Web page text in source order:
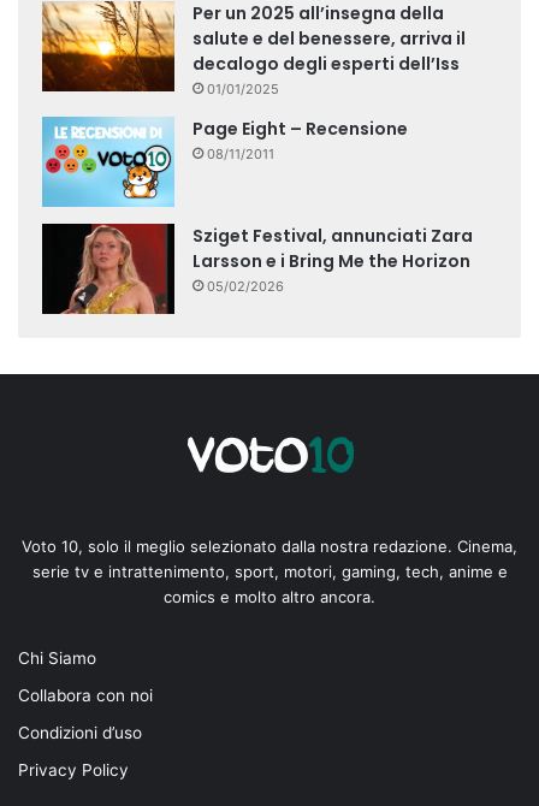
Per un 2025 all’insegna della
salute e del benessere, arriva il
decalogo degli esperti dell’Iss
01/01/2025
Page Eight – Recensione
08/11/2011
Sziget Festival, annunciati Zara
Larsson e i Bring Me the Horizon
05/02/2026
Voto 10, solo il meglio selezionato dalla nostra redazione. Cinema,
serie tv e intrattenimento, sport, motori, gaming, tech, anime e
comics e molto altro ancora.
Chi Siamo
Collabora con noi
Condizioni d’uso
Privacy Policy